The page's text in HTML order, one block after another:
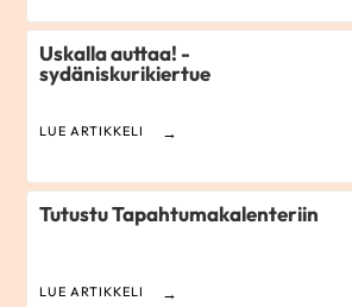
Uskalla auttaa! -
sydäniskurikiertue
LUE ARTIKKELI
Tutustu Tapahtumakalenteriin
LUE ARTIKKELI